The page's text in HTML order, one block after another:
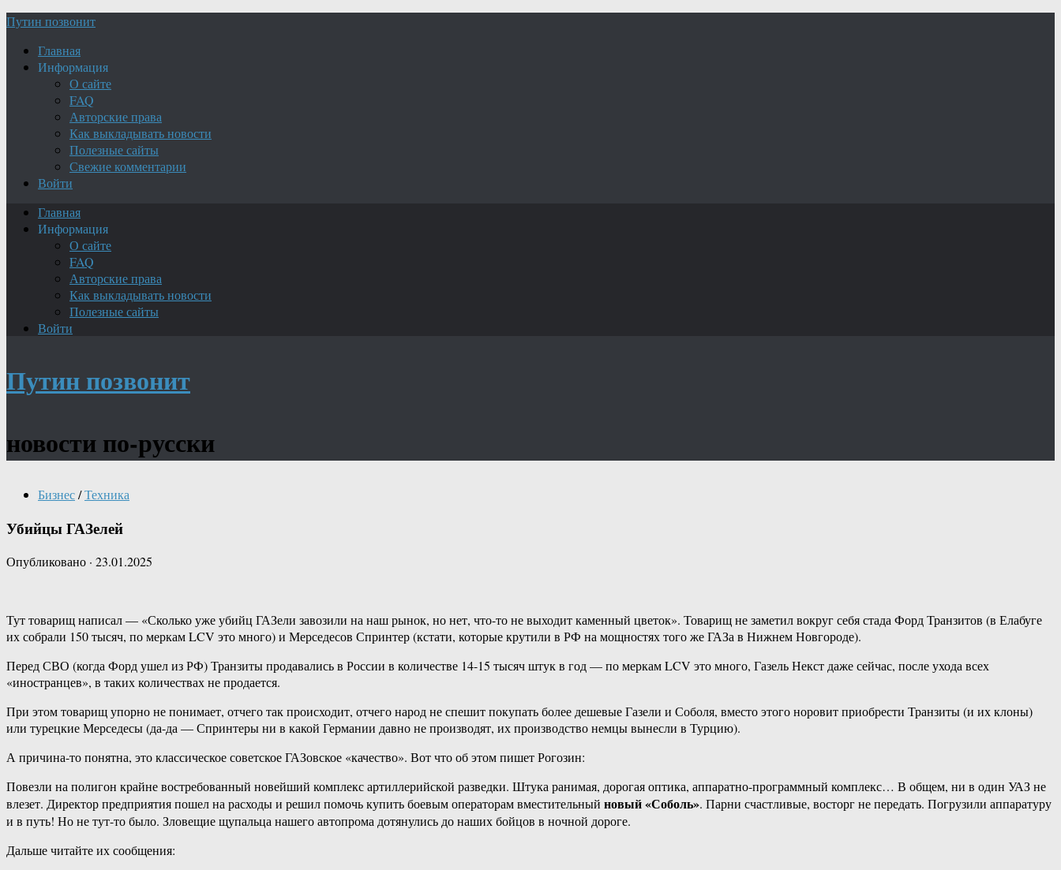
Путин позвонит
Главная
Информация
О сайте
FAQ
Авторские права
Как выкладывать новости
Полезные сайты
Свежие комментарии
Войти
Главная
Информация
О сайте
FAQ
Авторские права
Как выкладывать новости
Полезные сайты
Войти
Путин позвонит
новости по-русски
Бизнес/Техника
Убийцы ГАЗелей
Опубликовано · 23.01.2025
Тут товарищ написал — «Сколько уже убийц ГАЗели завозили на наш рынок, но нет, что-то не выходит каменный цветок». Товарищ не заметил вокруг себя стада Форд Транзитов (в Елабуге
их собрали 150 тысяч, по меркам LCV это много) и Мерседесов Спринтер (кстати, которые крутили в РФ на мощностях того же ГАЗа в Нижнем Новгороде).
Перед СВО (когда Форд ушел из РФ) Транзиты продавались в России в количестве 14-15 тысяч штук в год — по меркам LCV это много, Газель Некст даже сейчас, после ухода всех
«иностранцев», в таких количествах не продается.
При этом товарищ упорно не понимает, отчего так происходит, отчего народ не спешит покупать более дешевые Газели и Соболя, вместо этого норовит приобрести Транзиты (и их клоны)
или турецкие Мерседесы (да-да — Спринтеры ни в какой Германии давно не производят, их производство немцы вынесли в Турцию).
А причина-то понятна, это классическое советское ГАЗовское «качество». Вот что об этом пишет Рогозин:
Повезли на полигон крайне востребованный новейший комплекс артиллерийской разведки. Штука ранимая, дорогая оптика, аппаратно-программный комплекс… В общем, ни в один УАЗ не
влезет. Директор предприятия пошел на расходы и решил помочь купить боевым операторам вместительный новый «Соболь». Парни счастливые, восторг не передать. Погрузили аппаратуру
и в путь! Но не тут-то было. Зловещие щупальца нашего автопрома дотянулись до наших бойцов в ночной дороге.
Дальше читайте их сообщения: